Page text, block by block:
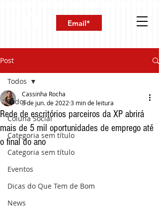
Post
Todos
Coluna Social
Categoria sem título
Categoria sem título
Eventos
Dicas do Que Tem de Bom
News
Todos
Rede de escritórios parceiros da XP abrirá
mais de 5 mil oportunidades de emprego até
o final do ano
Cassinha Rocha
3 de jun. de 2022 3 min de leitura